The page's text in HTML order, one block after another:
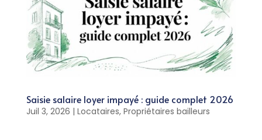
Saisie salaire loyer impayé : guide complet 2026
Juil 3, 2026 | Locataires, Propriétaires bailleurs